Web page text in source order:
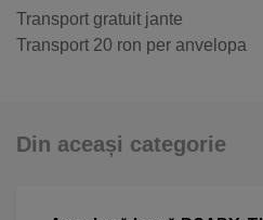
Transport gratuit jante
Transport 20 ron per anvelopa
Din aceași categorie